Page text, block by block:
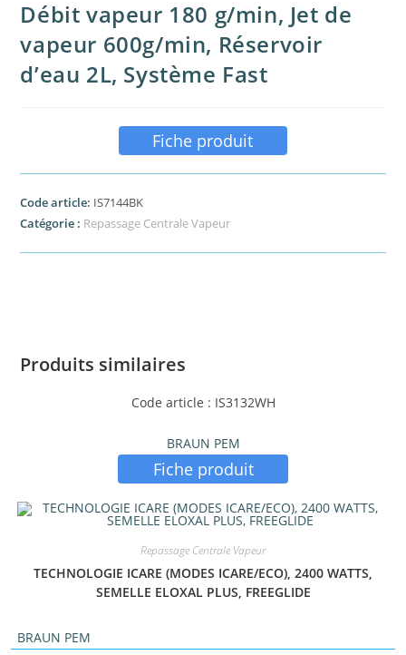
Débit vapeur 180 g/min, Jet de
vapeur 600g/min, Réservoir
d’eau 2L, Système Fast
Fiche produit
Code article: IS7144BK
Catégorie : Repassage Centrale Vapeur
Produits similaires
Code article : IS3132WH
BRAUN PEM
Fiche produit
Repassage Centrale Vapeur
TECHNOLOGIE ICARE (MODES ICARE/ECO), 2400 WATTS,
SEMELLE ELOXAL PLUS, FREEGLIDE
BRAUN PEM